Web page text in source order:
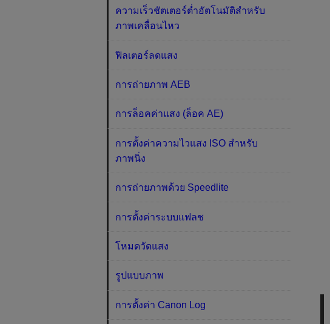
ความเร็วชัตเตอร์ต่ำอัตโนมัติสำหรับ
ภาพเคลื่อนไหว
ฟิลเตอร์ลดแสง
การถ่ายภาพ AEB
การล็อคค่าแสง (ล็อค AE)
การตั้งค่าความไวแสง ISO สำหรับ
ภาพนิ่ง
การถ่ายภาพด้วย Speedlite
การตั้งค่าระบบแฟลช
โหมดวัดแสง
รูปแบบภาพ
การตั้งค่า Canon Log